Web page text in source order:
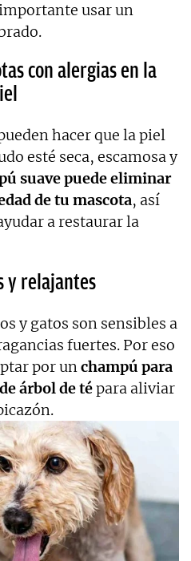
usar un
con alergias en la
hacer que la piel
esté seca, escamosa y
suave puede eliminar
de tu mascota, así
a restaurar la
y relajantes
y gatos son sensibles a
fuertes. Por eso
por unchampú para
árbol de tépara aliviar